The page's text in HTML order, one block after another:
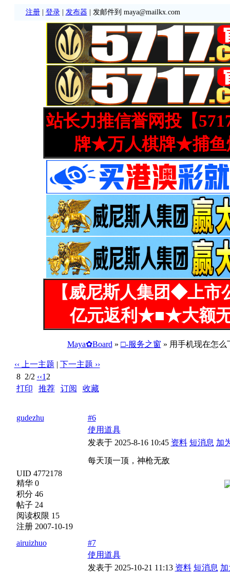
注册| 登录| 发布器 | 发邮件到 maya@mailkx.com
站长力推信誉网投【
牌★万人棋牌★捕鱼
【威尼斯人集团◆上
亿元返利★■★大额
Maya✿Board » □-服务之窗 » 用手机现在怎
‹‹ 上一主题 | 下一主题 ››
8 2/2 ‹‹1 2
打印
推荐| 订阅
收藏
gudezhu
UID 4772178
精华 0
积分 46
帖子 24
阅读权限 15
注册 2007-10-19
#6
使用道具
发表于 2025-8-16 10:45 资料 短消息 加
每天顶一顶，神枪无敌
airuizhuo
#7
使用道具
发表于 2025-10-21 11:13 资料 短消息